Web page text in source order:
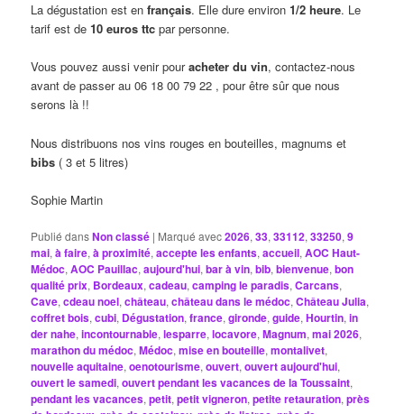
La dégustation est enfrançais. Elle dure environ1/2 heure. Le
tarif est de10 euros ttcpar personne.
Vous pouvez aussi venir pouracheter du vin, contactez-nous
avant de passer au 06 18 00 79 22 , pour être sûr que nous
serons là !!
Nous distribuons nos vins rouges en bouteilles, magnums et
bibs ( 3 et 5 litres)
Sophie Martin
Publié dansNon classé | Marqué avec2026,33,33112,33250,9
mai,à faire,à proximité,accepte les enfants,accueil,AOC Haut-
Médoc,AOC Pauillac,aujourd'hui,bar à vin,bib,bienvenue,bon
qualité prix, Bordeaux,cadeau,camping le paradis,Carcans,
Cave,cdeau noel,château,château dans le médoc,Château Julia,
coffret bois,cubi, Dégustation,france,gironde,guide,Hourtin,in
der nahe,incontournable,lesparre,locavore,Magnum,mai 2026,
marathon du médoc,Médoc,mise en bouteille,montalivet,
nouvelle aquitaine,oenotourisme,ouvert,ouvert aujourd'hui,
ouvert le samedi,ouvert pendant les vacances de la Toussaint,
pendant les vacances,petit,petit vigneron,petite retauration,près